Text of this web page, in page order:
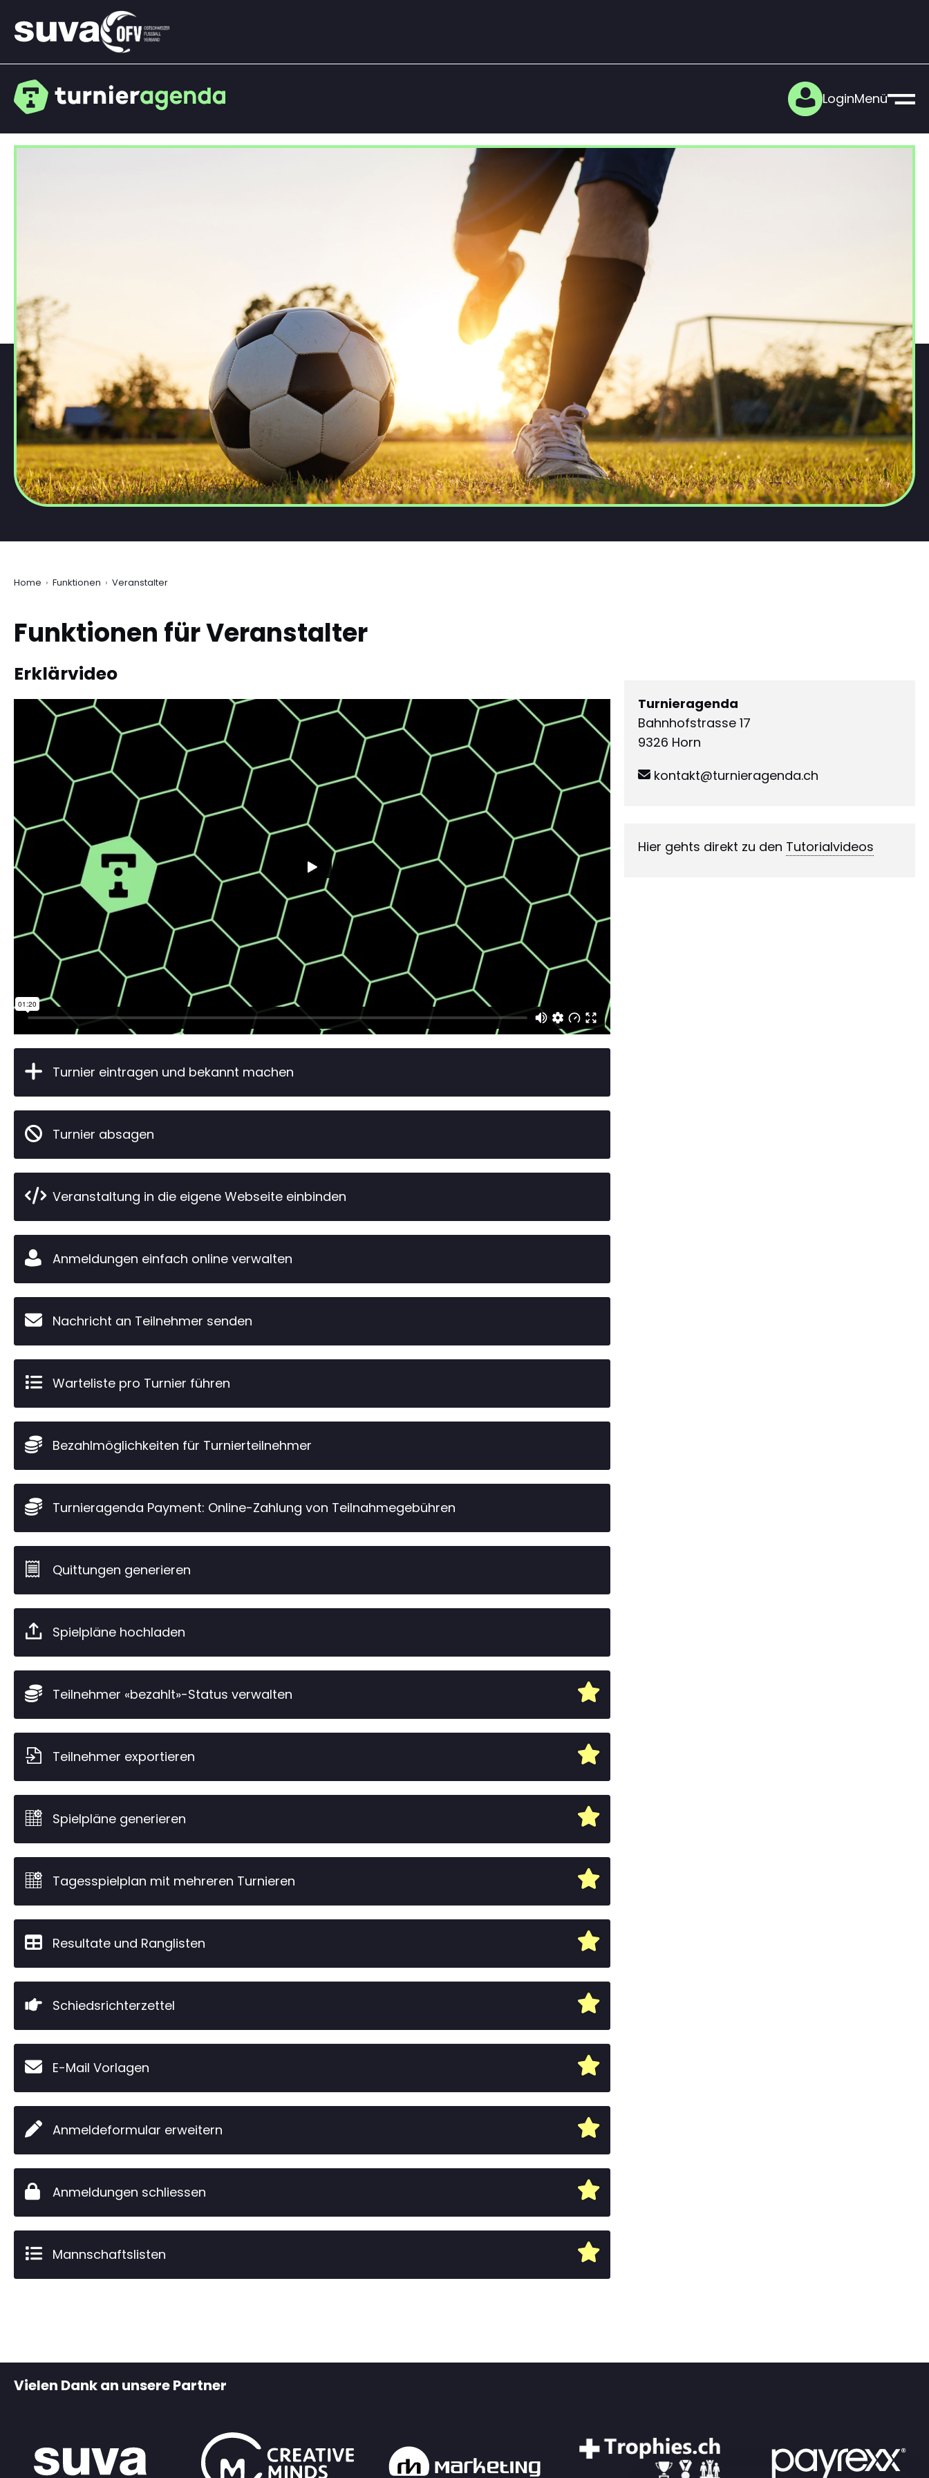
LoginMenü
Home Funktionen Veranstalter
Funktionen für Veranstalter
Erklärvideo
Turnier eintragen und bekannt machen
Turnier absagen
Veranstaltung in die eigene Webseite einbinden
Anmeldungen einfach online verwalten
Nachricht an Teilnehmer senden
Warteliste pro Turnier führen
Bezahlmöglichkeiten für Turnierteilnehmer
Turnieragenda Payment: Online-Zahlung von Teilnahmegebühren
Quittungen generieren
Spielpläne hochladen
Teilnehmer «bezahlt»-Status verwalten
Teilnehmer exportieren
Spielpläne generieren
Tagesspielplan mit mehreren Turnieren
Resultate und Ranglisten
Schiedsrichterzettel
E-Mail Vorlagen
Anmeldeformular erweitern
Anmeldungen schliessen
Mannschaftslisten
Turnieragenda
Bahnhofstrasse 17
9326 Horn
kontakt@turnieragenda.ch
Hier gehts direkt zu den Tutorialvideos
Vielen Dank an unsere Partner